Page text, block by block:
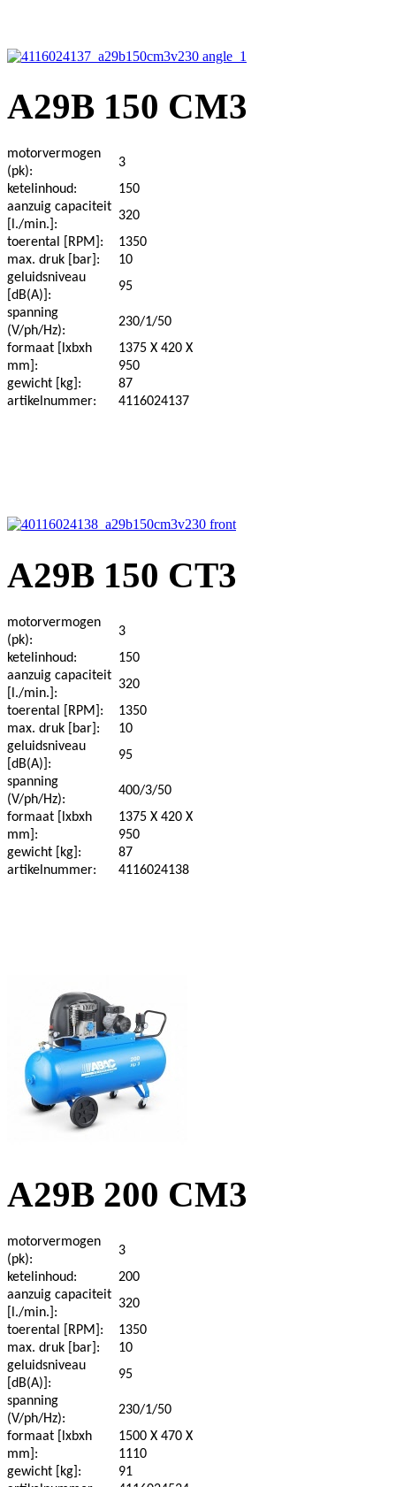
A29B 150 CM3
motorvermogen
(pk):
3
ketelinhoud:
150
aanzuig capaciteit
[l./min.]:
320
toerental [RPM]:
1350
max. druk [bar]:
10
geluidsniveau
[dB(A)]:
95
spanning
(V/ph/Hz):
230/1/50
formaat [lxbxh
mm]:
1375 X 420 X
950
gewicht [kg]:
87
artikelnummer:
4116024137
A29B 150 CT3
motorvermogen
(pk):
3
ketelinhoud:
150
aanzuig capaciteit
[l./min.]:
320
toerental [RPM]:
1350
max. druk [bar]:
10
geluidsniveau
[dB(A)]:
95
spanning
(V/ph/Hz):
400/3/50
formaat [lxbxh
mm]:
1375 X 420 X
950
gewicht [kg]:
87
artikelnummer:
4116024138
A29B 200 CM3
motorvermogen
(pk):
3
ketelinhoud:
200
aanzuig capaciteit
[l./min.]:
320
toerental [RPM]:
1350
max. druk [bar]:
10
geluidsniveau
[dB(A)]:
95
spanning
(V/ph/Hz):
230/1/50
formaat [lxbxh
mm]:
1500 X 470 X
1110
gewicht [kg]:
91